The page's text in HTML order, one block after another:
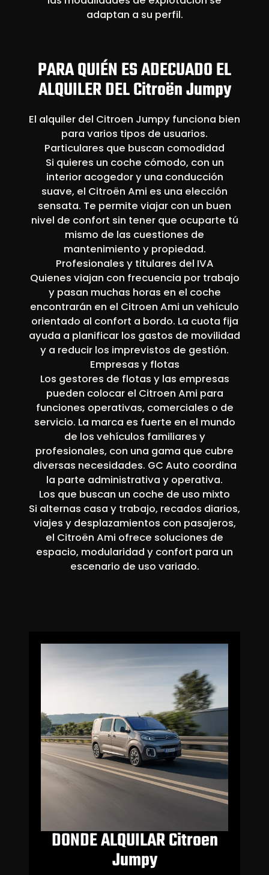
adaptan a su perfil.
PARA QUIÉN ES ADECUADO EL
ALQUILER DEL Citroën Jumpy
El alquiler del Citroen Jumpy funciona bien
para varios tipos de usuarios.
Particulares que buscan comodidad
Si quieres un coche cómodo, con un
interior acogedor y una conducción
suave, el Citroën Ami es una elección
sensata. Te permite viajar con un buen
nivel de confort sin tener que ocuparte tú
mismo de las cuestiones de
mantenimiento y propiedad.
Profesionales y titulares del IVA
Quienes viajan con frecuencia por trabajo
y pasan muchas horas en el coche
encontrarán en el Citroen Ami un vehículo
orientado al confort a bordo. La cuota fija
ayuda a planificar los gastos de movilidad
y a reducir los imprevistos de gestión.
Empresas y flotas
Los gestores de flotas y las empresas
pueden colocar el Citroen Ami para
funciones operativas, comerciales o de
servicio. La marca es fuerte en el mundo
de los vehículos familiares y
profesionales, con una gama que cubre
diversas necesidades. GC Auto coordina
la parte administrativa y operativa.
Los que buscan un coche de uso mixto
Si alternas casa y trabajo, recados diarios,
viajes y desplazamientos con pasajeros,
el Citroën Ami ofrece soluciones de
espacio, modularidad y confort para un
escenario de uso variado.
DONDE ALQUILAR Citroen
Jumpy